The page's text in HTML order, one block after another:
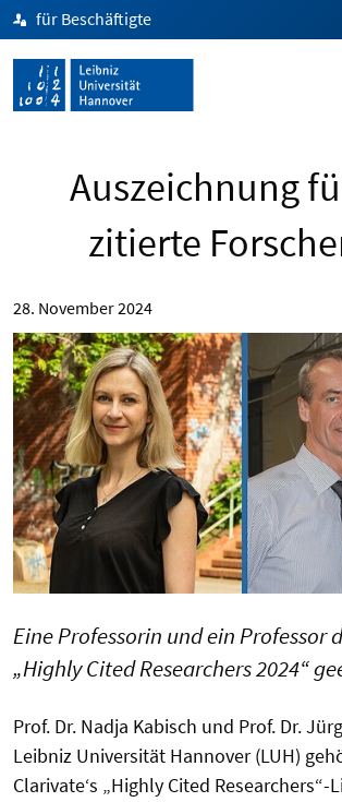
für Beschäftigte
Auszeichnung
zitierte
28. November 2024
Eine Professorin und ein Professor
„Highly Cited Researchers 2024“
Prof. Dr. Nadja Kabisch und Prof. Dr.
Leibniz Universität Hannover (LUH)
Clarivate‘s „Highly Cited Researchers“-